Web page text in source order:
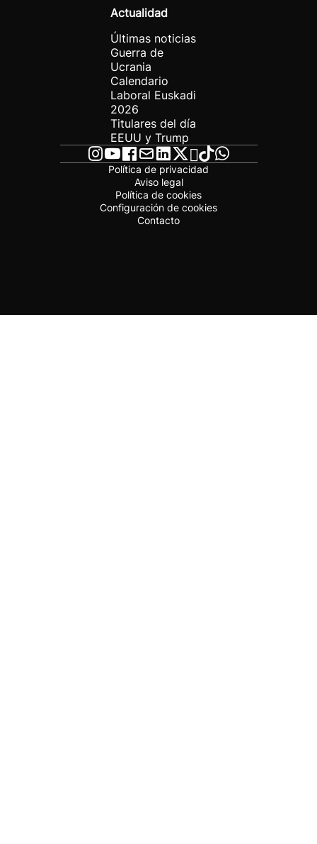
Actualidad
Últimas noticias
Guerra de
Ucrania
Calendario
Laboral Euskadi
2026
Titulares del día
EEUU y Trump
Política de privacidad
Aviso legal
Política de cookies
Configuración de cookies
Contacto